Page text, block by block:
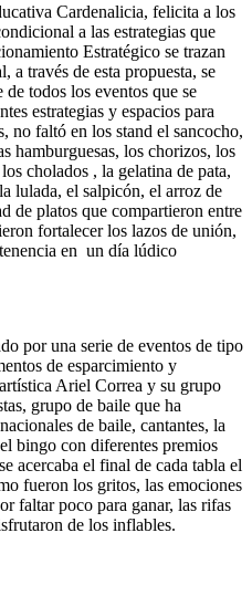
Cardenalicia, felicita a los
a las estrategias que
Estratégico se trazan
a través de esta propuesta, se
todos los eventos que se
estrategias y espacios para
no faltó en los stand el sancocho,
hamburguesas, los chorizos, los
cholados , la gelatina de pata,
lulada, el salpicón, el arroz de
de platos que compartieron entre
fortalecer los lazos de unión,
en un día lúdico
por una serie de eventos de tipo
de esparcimiento y
Ariel Correa y su grupo
grupo de baile que ha
de baile, cantantes, la
bingo con diferentes premios
acercaba el final de cada tabla el
fueron los gritos, las emociones
faltar poco para ganar, las rifas
de los inflables.